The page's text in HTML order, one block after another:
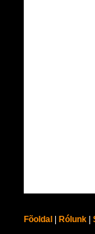
Fõoldal| Rólunk|